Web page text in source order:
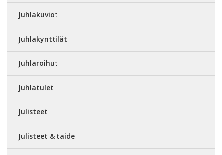
Juhlakuviot
Juhlakynttilät
Juhlaroihut
Juhlatulet
Julisteet
Julisteet & taide